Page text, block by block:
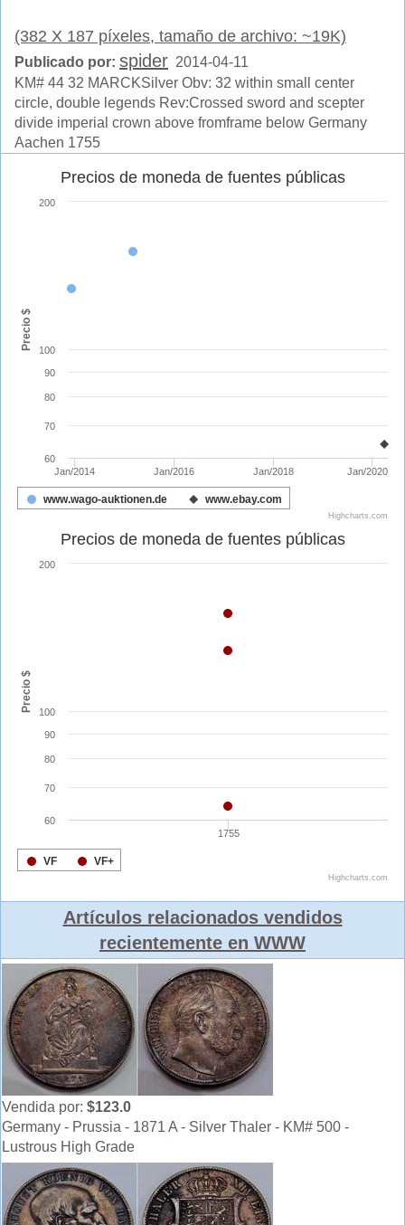
(382 X 187 píxeles, tamaño de archivo: ~19K)
Publicado por: spider 2014-04-11
KM# 44 32 MARCKSilver Obv: 32 within small center
circle, double legends Rev:Crossed sword and scepter
divide imperial crown above fromframe below Germany
Aachen 1755
Artículos relacionados vendidos
recientemente en WWW
Vendida por: $123.0
Germany - Prussia - 1871 A - Silver Thaler - KM# 500 -
Lustrous High Grade